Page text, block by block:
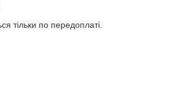
тільки по передоплаті.